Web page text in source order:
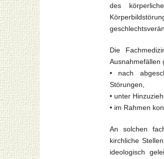
des
Die
Ausnahmefällen
• nach
Störungen,
• unter
• im Rahmen
An solchen
kirchliche
ideologisch